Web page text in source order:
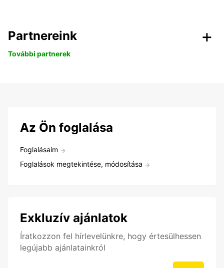
Partnereink
További partnerek
Az Ön foglalása
Foglalásaim
Foglalások megtekintése, módosítása
Exkluzív ajánlatok
Íratkozzon fel hírlevelünkre, hogy értesülhessen
legújabb ajánlatainkról